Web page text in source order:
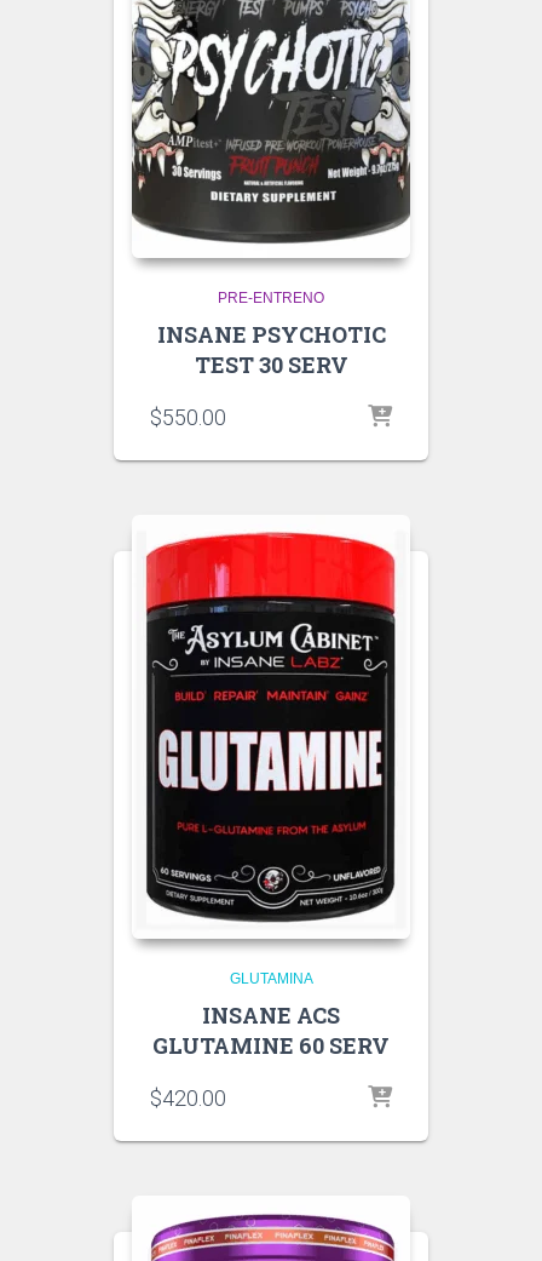
PRE-ENTRENO
INSANE PSYCHOTIC
TEST 30 SERV
$550.00
GLUTAMINA
INSANE ACS
GLUTAMINE 60 SERV
$420.00